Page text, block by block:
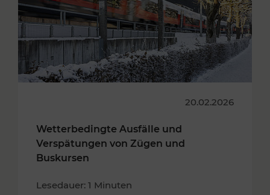
20.02.2026
Wetterbedingte Ausfälle und
Verspätungen von Zügen und
Buskursen
Lesedauer: 1 Minuten